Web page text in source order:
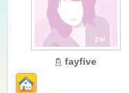
fayfive